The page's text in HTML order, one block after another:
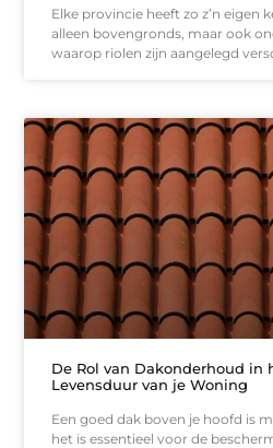
Elke provincie heeft zo z’n eigen
alleen bovengronds, maar ook
waarop riolen zijn aangelegd
De Rol van Dakonderhoud in
Levensduur van je Woning
Een goed dak boven je hoofd is
het is essentieel voor de